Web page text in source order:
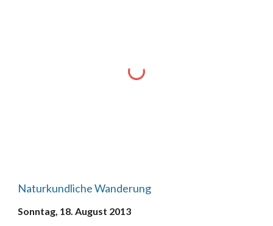
Naturkundliche Wanderung
Sonntag, 18. August 2013